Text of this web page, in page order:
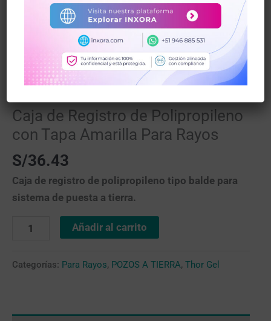
POZOS A TIERRA
/ Caja de Registro de
Polipropileno con Tapa Amarilla Para Rayos
Caja de Registro de Polipropileno
con Tapa Amarilla Para Rayos
S/36.43
Caja de registro de polipropileno tipo balde para
sistema de puesta a tierra.
Añadir al carrito
Categorías: Para Rayos, POZOS A TIERRA, Thor Gel